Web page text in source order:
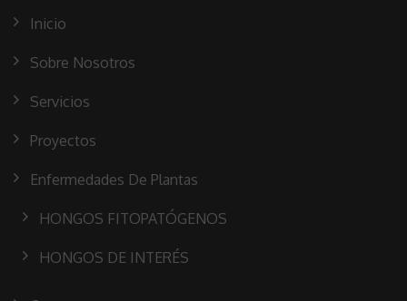
Inicio
Sobre Nosotros
Servicios
Proyectos
Enfermedades De Plantas
HONGOS FITOPATÓGENOS
HONGOS DE INTERÉS